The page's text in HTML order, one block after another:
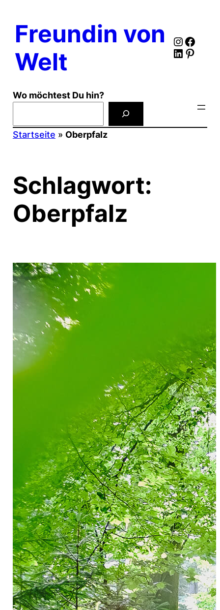
Inhalt
springen
Freundin von
Welt
LinkedIn
Wo möchtest Du hin?
Startseite » Oberpfalz
Schlagwort:
Oberpfalz